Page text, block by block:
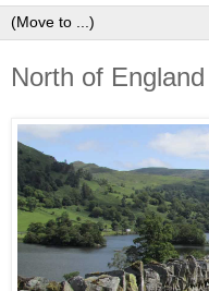
North of